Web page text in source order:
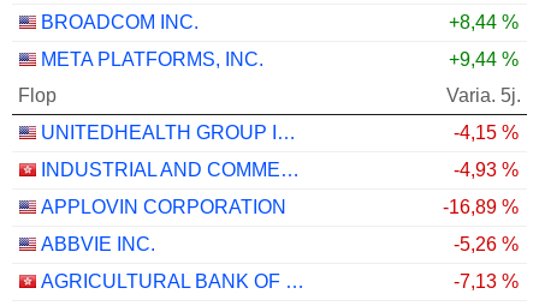
BROADCOM INC.
+8,44 %
META PLATFORMS, INC.
+9,44 %
Flop
Varia. 5j.
UNITEDHEALTH GROUP INC.
-4,15 %
INDUSTRIAL AND COMMERCIAL BANK OF CHINA LIMITED
-4,93 %
APPLOVIN CORPORATION
-16,89 %
ABBVIE INC.
-5,26 %
AGRICULTURAL BANK OF CHINA LIMITED
-7,13 %